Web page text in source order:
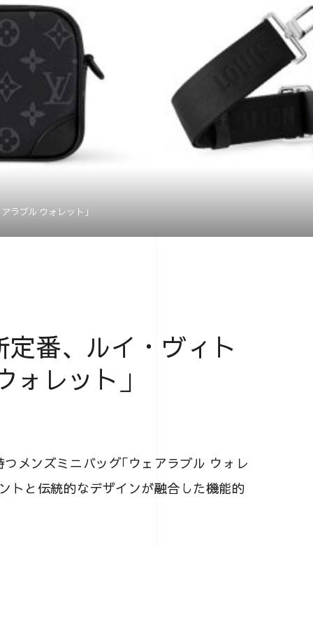
ラブル ウォレット」
番、ルイ・ヴィト
ォレット」
メンズミニバッグ｢ウェアラブル ウォレ
トと伝統的なデザインが融合した機能的